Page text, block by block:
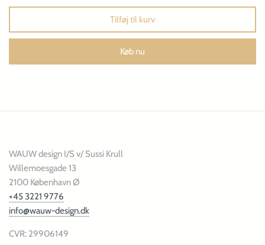
Tilføj til kurv
Køb nu
WAUW design I/S v/ Sussi Krull
Willemoesgade 13
2100 København Ø
+45 3221 9776
info@wauw-design.dk
CVR: 29906149